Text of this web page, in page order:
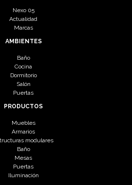
Nexo 05
Actualidad
Marcas
AMBIENTES
Baño
Cocina
Dormitorio
Salón
Puertas
PRODUCTOS
Muebles
Armarios
modulares
Baño
Mesas
Puertas
Iluminación